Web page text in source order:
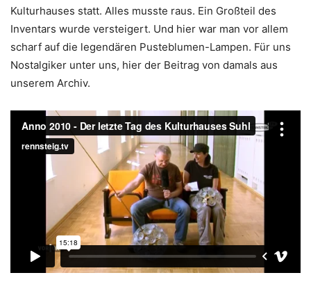
Kulturhauses statt. Alles musste raus. Ein Großteil des
Inventars wurde versteigert. Und hier war man vor allem
scharf auf die legendären Pusteblumen-Lampen. Für uns
Nostalgiker unter uns, hier der Beitrag von damals aus
unserem Archiv.